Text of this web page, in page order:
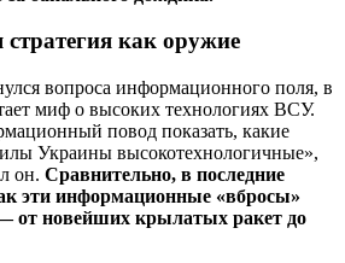
как оружие
вопроса информационного поля, в
миф о высоких технологиях ВСУ.
повод показать, какие
Украины высокотехнологичные»,
он. Сравнительно, в последние
эти информационные «вбросы»
от новейших крылатых ракет до